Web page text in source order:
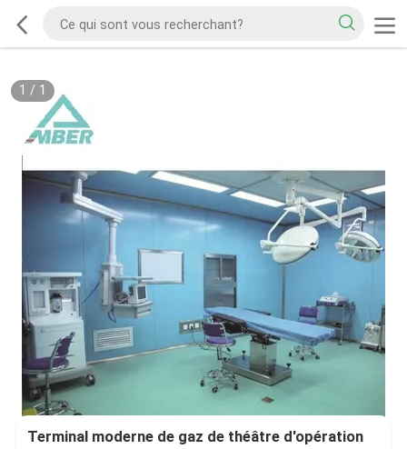
1 / 1
Terminal moderne de gaz de théâtre d'opération